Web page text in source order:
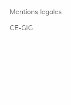
Mentions legales
CE-GIG